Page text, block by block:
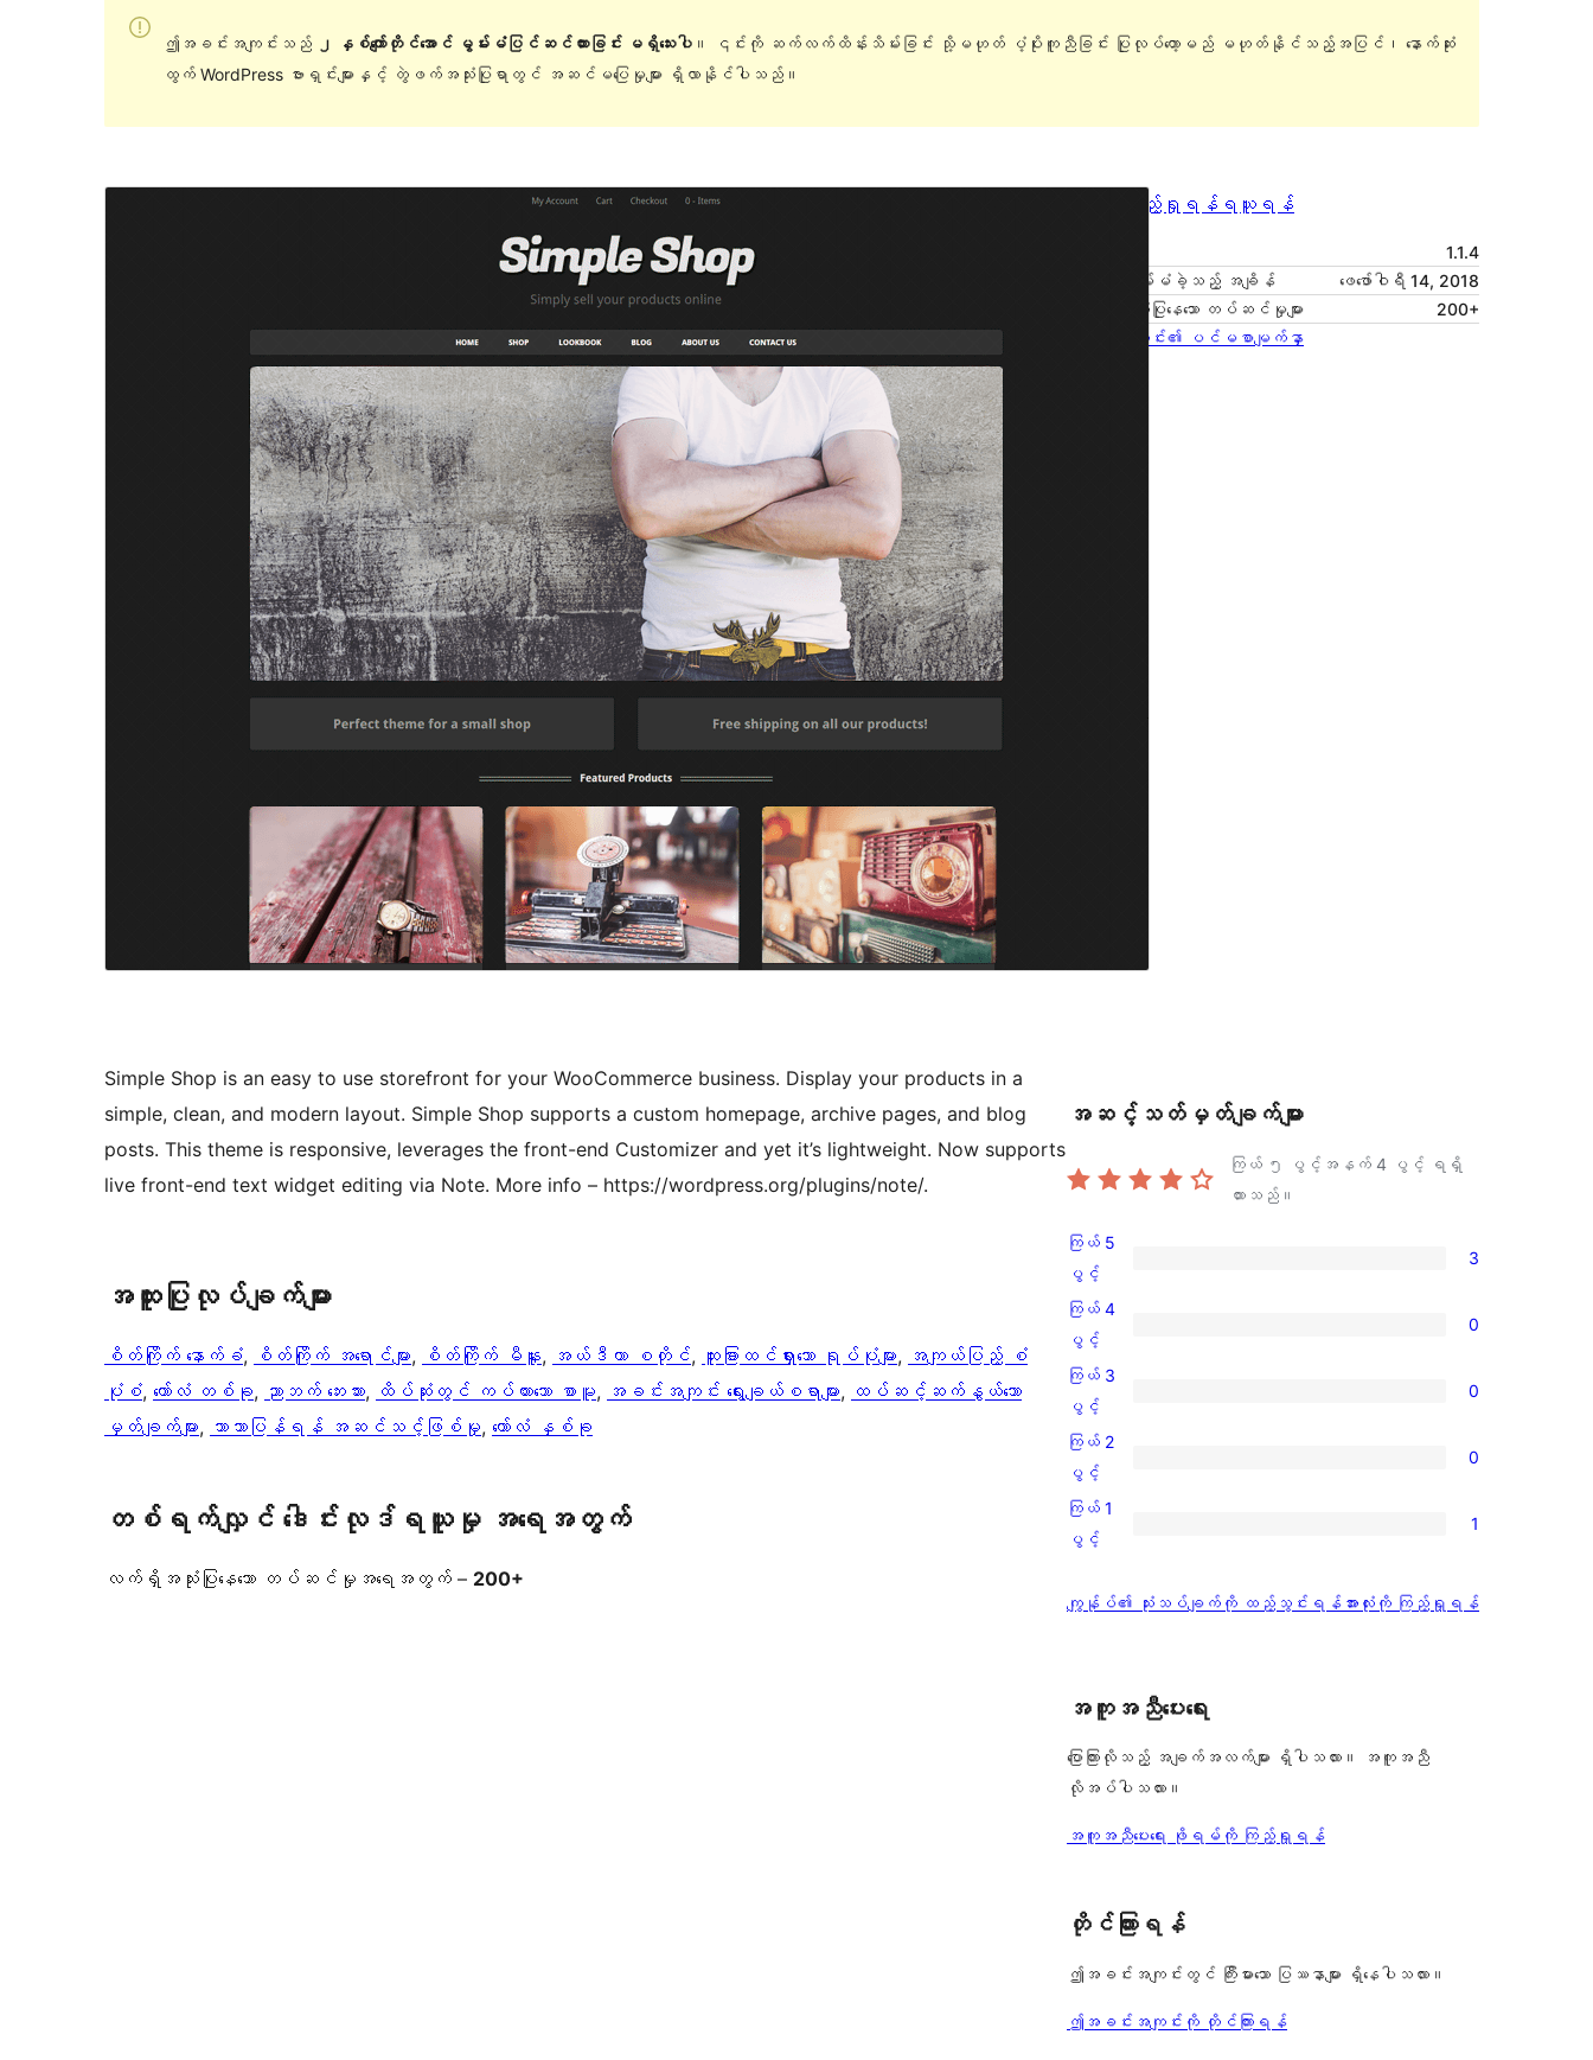
ဤအခင်းအကျင်းသည် ၂ နှစ်ကျော်တိုင်အောင် မွမ်းမံပြင်ဆင်ထားခြင်း မရှိသေးပါ။ ၎င်းကို ဆက်လက်ထိန်းသိမ်းခြင်း သို့မဟုတ် ပံ့ပိုးကူညီခြင်း ပြုလုပ်တော့မည် မဟုတ်နိုင်သည့်အပြင်၊ နောက်ဆုံး
ထွက် WordPress ဗားရှင်းများနှင့် တွဲဖက်အသုံးပြုရာတွင် အဆင်မပြေမှုများ ရှိလာနိုင်ပါသည်။
အစမ်းကြည့်ရှုရန် ရယူရန်
1.1.4
နောက်ဆုံး မွမ်းမံခဲ့သည့် အချိန်
ဖေ‌ဖော်ဝါရီ 14, 2018
လက်ရှိအသုံးပြုနေသော တပ်ဆင်မှုများ
200+
အခင်းအကျင်း၏ ပင်မစာမျက်နှာ
Simple Shop is an easy to use storefront for your WooCommerce business. Display your products in a
simple, clean, and modern layout. Simple Shop supports a custom homepage, archive pages, and blog
posts. This theme is responsive, leverages the front-end Customizer and yet it’s lightweight. Now supports
live front-end text widget editing via Note. More info – https://wordpress.org/plugins/note/.
အ​ထူး​ပြု​လုပ်​ချက်​များ
စိတ်ကြိုက် နောက်ခံ, စိတ်ကြိုက် အရောင်များ, စိတ်ကြိုက် မီနူး, အယ်ဒီတာ စတိုင်, ထူးခြားထင်ရှားသော ရုပ်ပုံများ, အကျယ်ပြည့် စံ
ပုံစံ, ကော်လံ တစ်ခု, ညာဘက် ဘေးဘား, ထိပ်ဆုံးတွင် ကပ်ထားသော စာမူ, အခင်းအကျင်း ရွေးချယ်စရာများ, ထပ်ဆင့်ဆက်နွယ်သော
မှတ်ချက်များ, ဘာသာပြန်ရန် အဆင်သင့်ဖြစ်မှု, ကော်လံ နှစ်ခု
တစ်ရက်လျှင် ဒေါင်းလုဒ်ရယူမှု အရေအတွက်
လက်ရှိအသုံးပြုနေသော တပ်ဆင်မှုအရေအတွက် – 200+
အဆင့်သတ်မှတ်ချက်များ
ကြယ် ၅ ပွင့်အနက် 4 ပွင့် ရရှိ
ထားသည်။
ကြယ်
5
ပွင့်
အဆင့်
သုံးသပ်
3
စောင်
ကြယ် 5
ပွင့်
3
ကြယ်
4
ပွင့်
အဆင့်
သုံးသပ်
0
စောင်
ကြယ် 4
ပွင့်
0
ကြယ်
3
ပွင့်
အဆင့်
သုံးသပ်
ကြယ် 3
ပွင့်
0
ကြယ်
2
ပွင့်
သုံးသပ်
ကြယ် 2
ပွင့်
0
ကြယ်
ပွင့်
စောင်
ကြယ် 1
ပွင့်
1
ကျွန်ုပ်၏ သုံးသပ်ချက်ကို ထည့်သွင်းရန်သုံးသပ်
အားလုံးကို ကြည့်ရှုရန်
အကူအညီပေးရေး
ပြောကြားလိုသည့် အချက်အလက်များ ရှိပါသလား။ အကူအညီ
လိုအပ်ပါသလား။
အကူအညီပေးရေး ဖိုရမ်ကို ကြည့်ရှုရန်
တိုင်ကြားရန်
ဤအခင်းအကျင်းတွင် ကြီးမားသော ပြဿနာများ ရှိနေပါသလား။
ဤအခင်းအကျင်းကို တိုင်ကြားရန်